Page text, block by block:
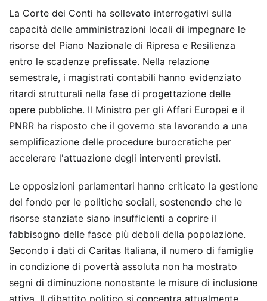
La Corte dei Conti ha sollevato interrogativi sulla
capacità delle amministrazioni locali di impegnare le
risorse del Piano Nazionale di Ripresa e Resilienza
entro le scadenze prefissate. Nella relazione
semestrale, i magistrati contabili hanno evidenziato
ritardi strutturali nella fase di progettazione delle
opere pubbliche. Il Ministro per gli Affari Europei e il
PNRR ha risposto che il governo sta lavorando a una
semplificazione delle procedure burocratiche per
accelerare l'attuazione degli interventi previsti.
Le opposizioni parlamentari hanno criticato la gestione
del fondo per le politiche sociali, sostenendo che le
risorse stanziate siano insufficienti a coprire il
fabbisogno delle fasce più deboli della popolazione.
Secondo i dati di Caritas Italiana, il numero di famiglie
in condizione di povertà assoluta non ha mostrato
segni di diminuzione nonostante le misure di inclusione